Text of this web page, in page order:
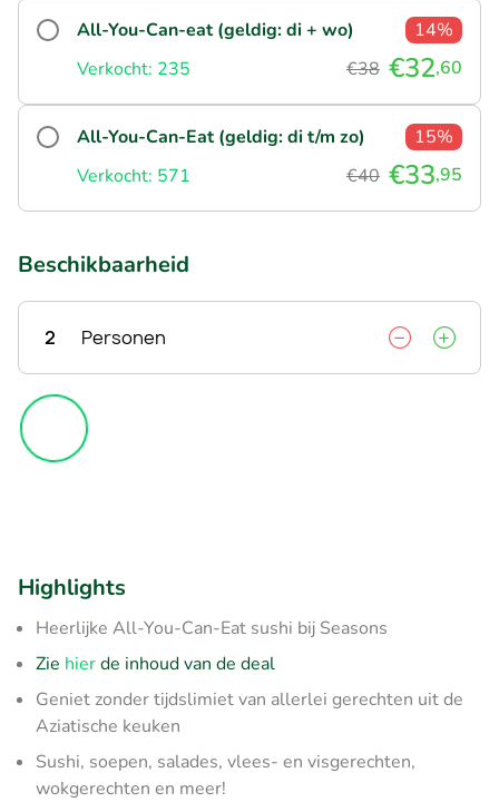
All-You-Can-eat (geldig: di + wo)
14%
Verkocht: 235
€38 €32,60
All-You-Can-Eat (geldig: di t/m zo)
15%
Verkocht: 571
€40 €33,95
Beschikbaarheid
2 Personen
Highlights
Heerlijke All-You-Can-Eat sushi bij Seasons
Zie hierde inhoud van de deal
Geniet zonder tijdslimiet van allerlei gerechten uit de
Aziatische keuken
Sushi, soepen, salades, vlees- en visgerechten,
wokgerechten en meer!